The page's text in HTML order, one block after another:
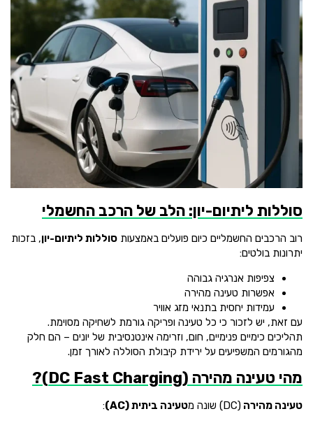
סוללות ליתיום-יון: הלב של הרכב החשמלי
רוב הרכבים החשמליים כיום פועלים באמצעות סוללות ליתיום-יון, בזכות
יתרונות בולטים:
צפיפות אנרגיה גבוהה
אפשרות טעינה מהירה
עמידות יחסית בתנאי מזג אוויר
עם זאת, יש לזכור כי כל טעינה ופריקה גורמת לשחיקה מסוימת.
תהליכים כימיים פנימיים, חום, וזרימה אינטנסיבית של יונים – הם חלק
מהגורמים המשפיעים על ירידת קיבולת הסוללה לאורך זמן.
מהי טעינה מהירה (DC Fast Charging)?
טעינה מהירה (DC) שונה מ טעינה ביתית (AC)
: